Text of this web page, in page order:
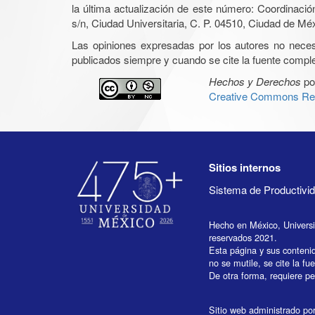
la última actualización de este número:
s/n, Ciudad Universitaria, C. P. 04510, Ciudad de
Las opiniones expresadas por los autores no
publicados siempre y cuando se cite la fuente
Hechos y Derechos
Creative Commons
Sitios internos
Sistema de
Hecho en México,
reservados 2021.
Esta página y sus
no se mutile, se cite la
De otra forma, requiere
Sitio web administrado